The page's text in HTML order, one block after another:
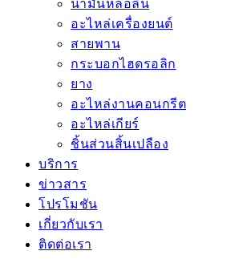
น้ำมันหล่อลื่น
อะไหล่เครื่องยนต์
สายพาน
กระบอกไฮดรอลิก
ยาง
อะไหล่งานคอนกรีต
อะไหล่เกียร์
ชิ้นส่วนสิ้นเปลือง
บริการ
ข่าวสาร
โปรโมชัน
เกี่ยวกับเรา
ติดต่อเรา